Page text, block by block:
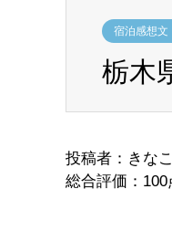
宿泊感想文
栃木
投稿者：きな
総合評価：100